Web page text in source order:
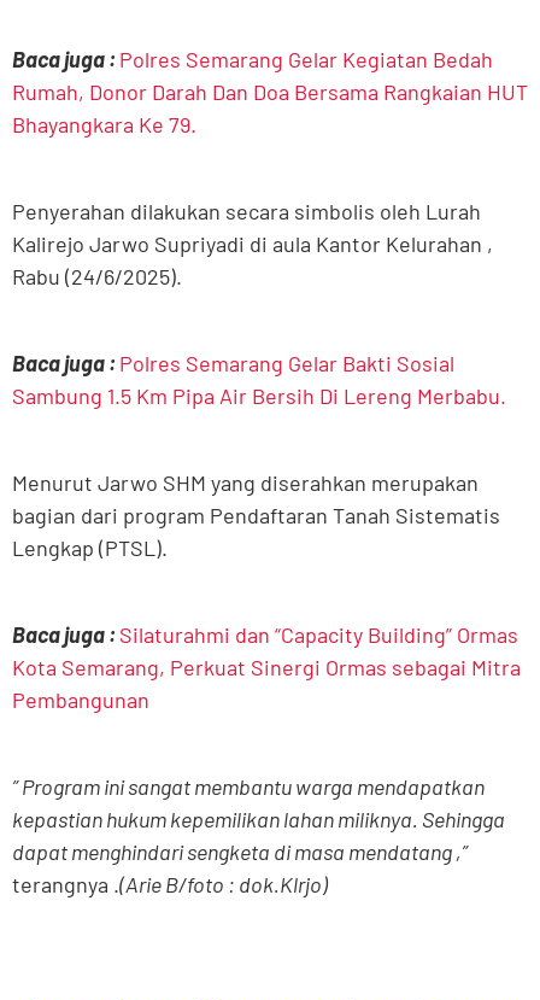
Baca juga : Polres Semarang Gelar Kegiatan Bedah
Rumah, Donor Darah Dan Doa Bersama Rangkaian HUT
Bhayangkara Ke 79.
Penyerahan dilakukan secara simbolis oleh Lurah
Kalirejo Jarwo Supriyadi di aula Kantor Kelurahan ,
Rabu (24/6/2025).
Baca juga : Polres Semarang Gelar Bakti Sosial
Sambung 1.5 Km Pipa Air Bersih Di Lereng Merbabu.
Menurut Jarwo SHM yang diserahkan merupakan
bagian dari program Pendaftaran Tanah Sistematis
Lengkap (PTSL).
Baca juga : Silaturahmi dan “Capacity Building” Ormas
Kota Semarang, Perkuat Sinergi Ormas sebagai Mitra
Pembangunan
” Program ini sangat membantu warga mendapatkan
kepastian hukum kepemilikan lahan miliknya. Sehingga
dapat menghindari sengketa di masa mendatang ,”
terangnya .(Arie B/foto : dok.Klrjo)